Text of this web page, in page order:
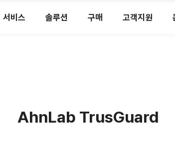
서비스 솔루션 구매 고객지원
AhnLab TrusGuard